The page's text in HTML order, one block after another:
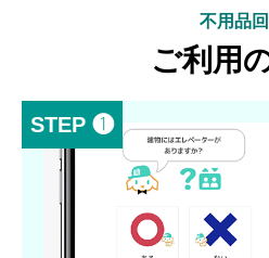
不用品
ご利用
STEP ❶